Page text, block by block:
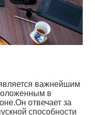
важнейшим
в
отвечает за
способности